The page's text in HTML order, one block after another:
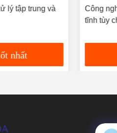
lý tập trung và
nhất
hình
Công
tĩnh tùy